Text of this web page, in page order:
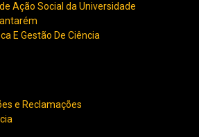
Ação Social da Universidade
E Gestão De Ciência
e Reclamações